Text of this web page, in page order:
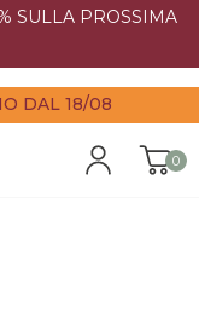
SULLA PROSSIMA
DAL 18/08
0